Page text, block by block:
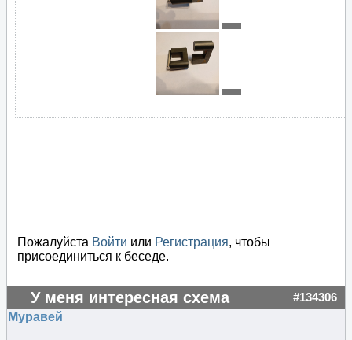
Пожалуйста Войти или Регистрация, чтобы
присоединиться к беседе.
У меня интересная схема #134306
Муравей